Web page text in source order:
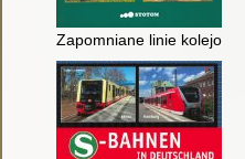
Zapomniane linie